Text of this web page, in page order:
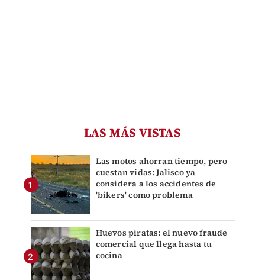
LAS MÁS VISTAS
Las motos ahorran tiempo, pero
cuestan vidas: Jalisco ya
considera a los accidentes de
'bikers' como problema
Huevos piratas: el nuevo fraude
comercial que llega hasta tu
cocina